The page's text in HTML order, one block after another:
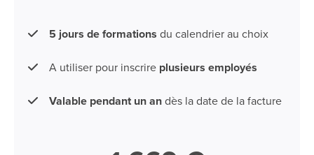
5 jours de formations du calendrier au choix
A utiliser pour inscrire plusieurs employés
Valable pendant un andès la date de la facture